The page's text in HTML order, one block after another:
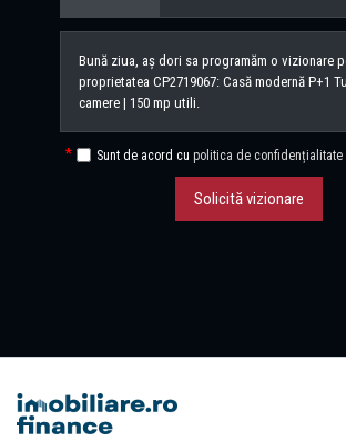
Sunt de acord cu politica de confidențialitate
Solicită vizionare